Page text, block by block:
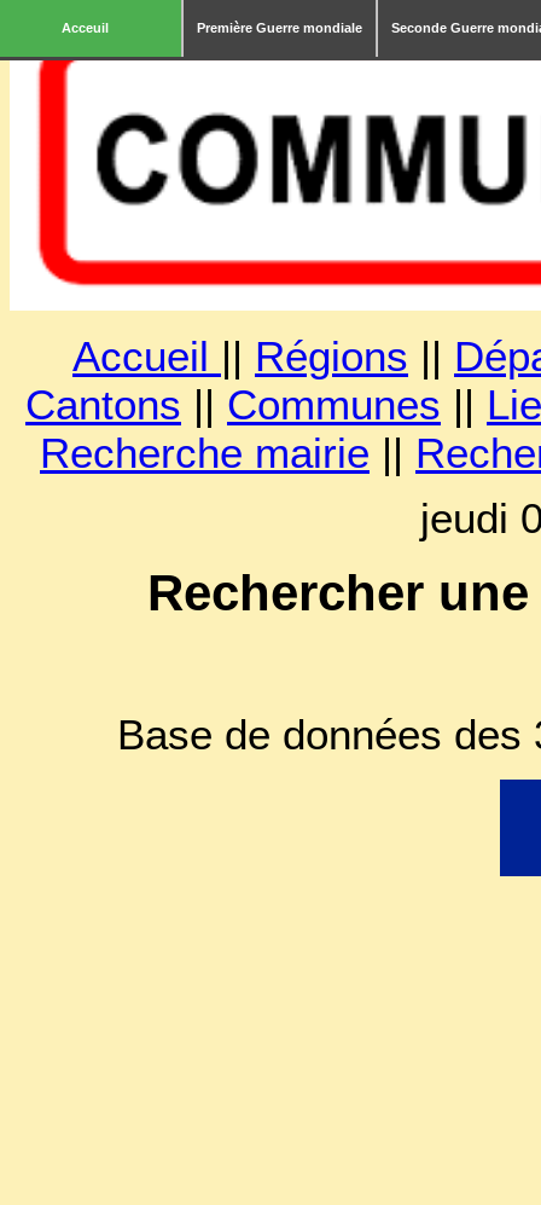
Acceuil Première Guerre mondiale Seconde Guerre
Accueil || Régions ||
Cantons || Communes ||
Recherche mairie ||
jeudi
Rechercher
Base de données